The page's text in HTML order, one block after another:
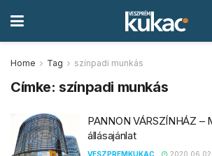
Home Tag színpadi munkás
Címke: színpadi munkás
PANNON VÁRSZÍNHÁZ –
állásajánlat
VESZPREMKUKAC 2020.06.02.